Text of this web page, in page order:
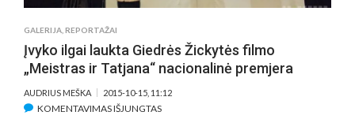
GALERIJA REPORTAŽAI
Įvyko ilgai laukta Giedrės Žickytės filmo
„Meistras ir Tatjana“ nacionalinė premjera
AUDRIUS MEŠKA 2015-10-15, 11:12
KOMENTAVIMAS IŠJUNGTASĮRAŠE